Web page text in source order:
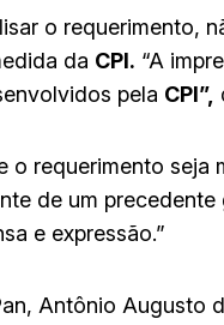
o requerimento,
da CPI. “A
pela CPI”,
o requerimento seja
de um
e expressão.”
Antônio Augusto